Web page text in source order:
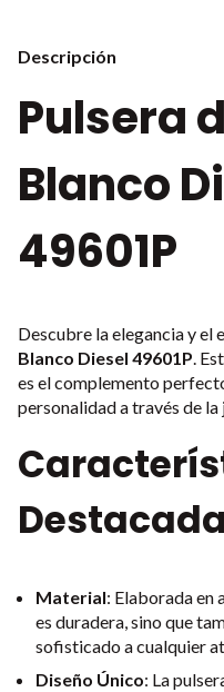
Descripción
Pulsera
Blanco
49601P
Descubre la elegancia y el
Blanco Diesel 49601P.
es el complemento
personalidad a través de la
Material: Elaborada en
es duradera, sino que
sofisticado a cualquier
Diseño Único: La